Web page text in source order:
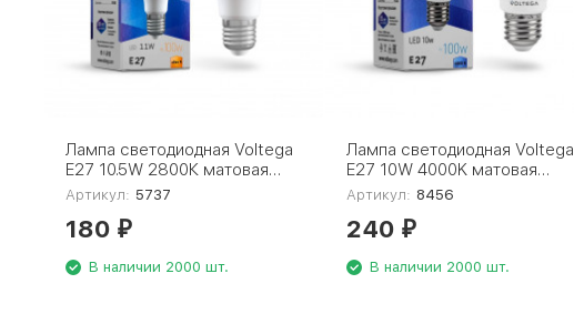
Лампа светодиодная Voltega
E27 10.5W 2800К матовая
VG2-A2E27warm11W 5737
Артикул: 5737
180 ₽
В наличии 2000 шт.
Лампа светодиодная Voltega
E27 10W 4000K матовая
8456
Артикул: 8456
240 ₽
В наличии 2000 шт.